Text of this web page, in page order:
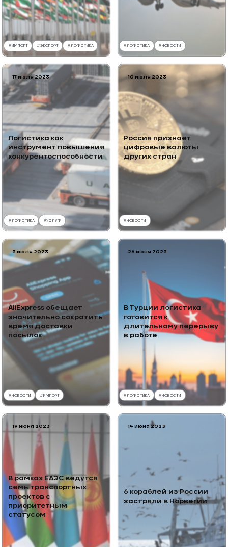
# ИМПОРТ #ЭКСПОРТ # ЛОГИСТИКА # ЛОГИСТИКА # НОВОСТИ
17 июля 2023
Логистика как
инструмент повышения
конкурентоспособности
# ЛОГИСТИКА #УСЛУГИ
10 июля 2023
Россия признает
цифровые валюты
других стран
#НОВОСТИ
3 июля 2023
AliExpress обещает
значительно сократить
время доставки
посылок
#НОВОСТИ #ИМПОРТ
26 июня 2023
В Турции логистика
готовится к
длительному перерыву
в работе
# ЛОГИСТИКА #НОВОСТИ
19 июня 2023
В рамках ЕАЭС ведутся
семь транспортных
проектов с
приоритетным
статусом
14 июня 2023
6 кораблей из России
застряли в Норвегии